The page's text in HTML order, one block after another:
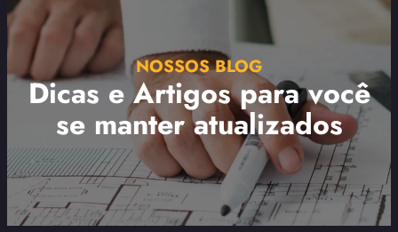
NOSSOS BLOG
Dicas e Artigos para você
se manter atualizados